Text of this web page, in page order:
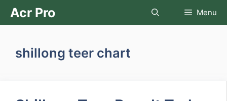
SkipAcr Pro Menu
shillong teer chart